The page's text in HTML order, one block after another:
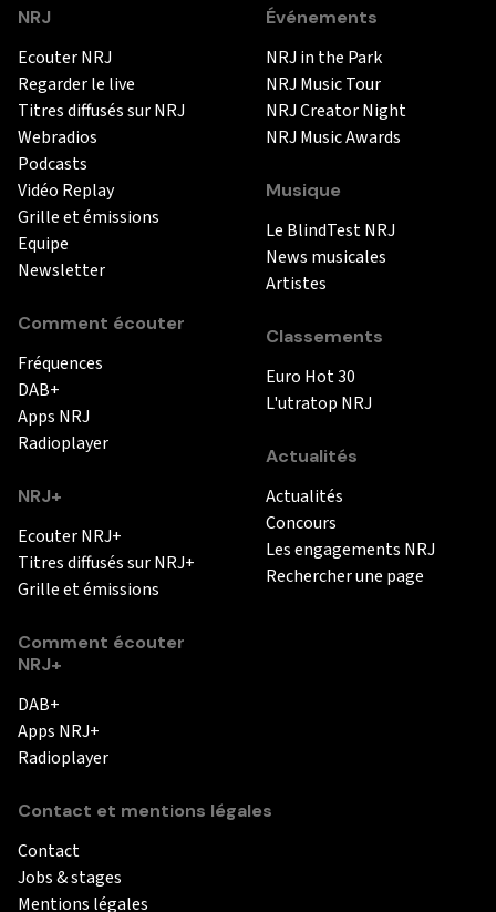
NRJ
Ecouter NRJ
Regarder le live
Titres diffusés sur NRJ
Webradios
Podcasts
Vidéo Replay
Grille et émissions
Equipe
Newsletter
Comment écouter
Fréquences
DAB+
Apps NRJ
Radioplayer
NRJ+
Ecouter NRJ+
Titres diffusés sur NRJ+
Grille et émissions
Comment écouter
NRJ+
DAB+
Apps NRJ+
Radioplayer
Événements
NRJ in the Park
NRJ Music Tour
NRJ Creator Night
NRJ Music Awards
Musique
Le BlindTest NRJ
News musicales
Artistes
Classements
Euro Hot 30
L'utratop NRJ
Actualités
Actualités
Concours
Les engagements NRJ
Rechercher une page
Contact et mentions légales
Contact
Jobs & stages
Mentions légales